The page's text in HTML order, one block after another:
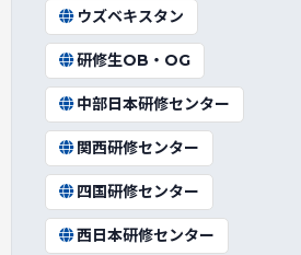
ウズベキスタン
研修生OB・OG
中部日本研修センター
関西研修センター
四国研修センター
西日本研修センター